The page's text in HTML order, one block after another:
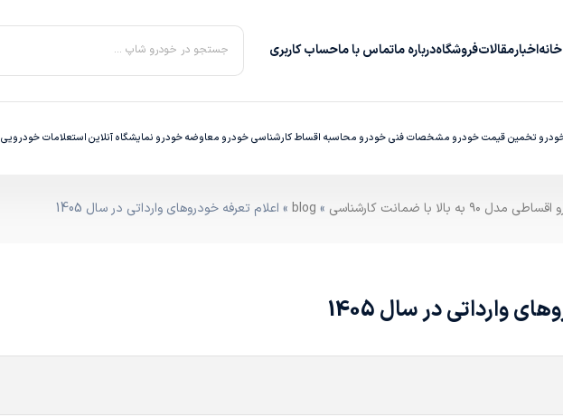
خانهاخبارمقالاتفروشگاهدرباره‌ ماتماس با ماحساب کاربری جستجو در خودرو شاپ ...
تخمین قیمت خودرو مشخصات فنی خودرو محاسبه اقساطکارشناسی خودرو معاوضه خودرو نمایشگاه آنلایناستعلامات خودرویی
با ضمانت کارشناسی »
blog » اعلام تعرفه خودروهای وارداتی در سال 1405
وارداتی در سال 1405